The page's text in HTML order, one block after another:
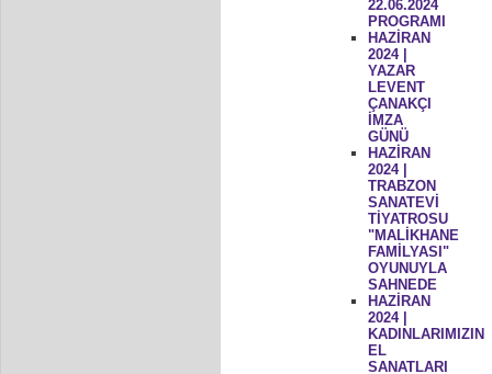
22.06.2024
PROGRAMI
HAZİRAN
2024 |
YAZAR
LEVENT
ÇANAKÇI
İMZA
GÜNÜ
HAZİRAN
2024 |
TRABZON
SANATEVİ
TİYATROSU
"MALİKHANE
FAMİLYASI"
OYUNUYLA
SAHNEDE
HAZİRAN
2024 |
KADINLARIMIZIN
EL
SANATLARI